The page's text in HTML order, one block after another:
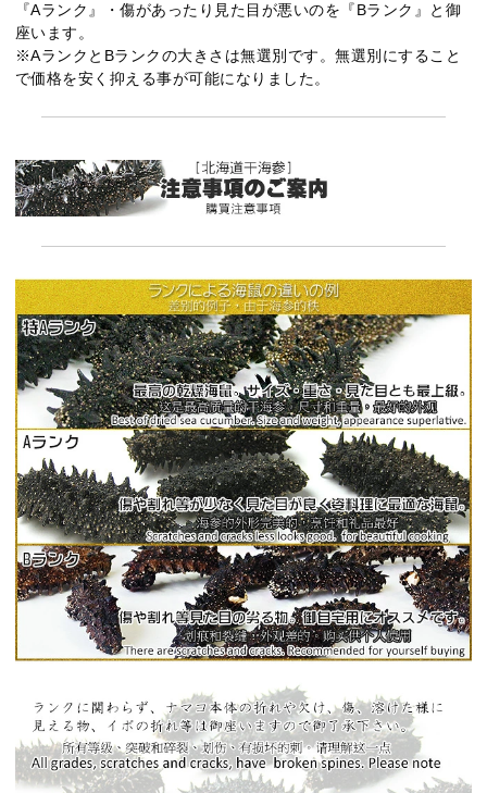
『Aランク』・傷があったり見た目が悪いのを『Bランク』と御
座います。
※AランクとBランクの大きさは無選別です。無選別にすること
で価格を安く抑える事が可能になりました。